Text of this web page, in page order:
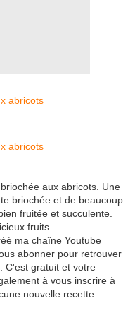
aux abricots. Une
briochée et de beaucoup
fruitée et succulente.
fruits.
ma chaîne Youtube
abonner pour retrouver
C'est gratuit et votre
à vous inscrire à
nouvelle recette.